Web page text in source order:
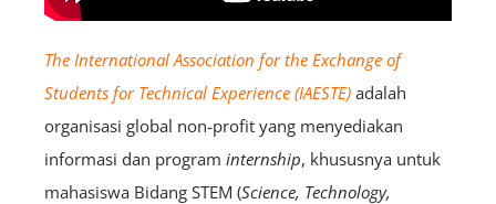
The International Association for the Exchange of
Students for Technical Experience (IAESTE) adalah
organisasi global non-profit yang menyediakan
informasi dan program internship, khususnya untuk
mahasiswa Bidang STEM (Science, Technology,